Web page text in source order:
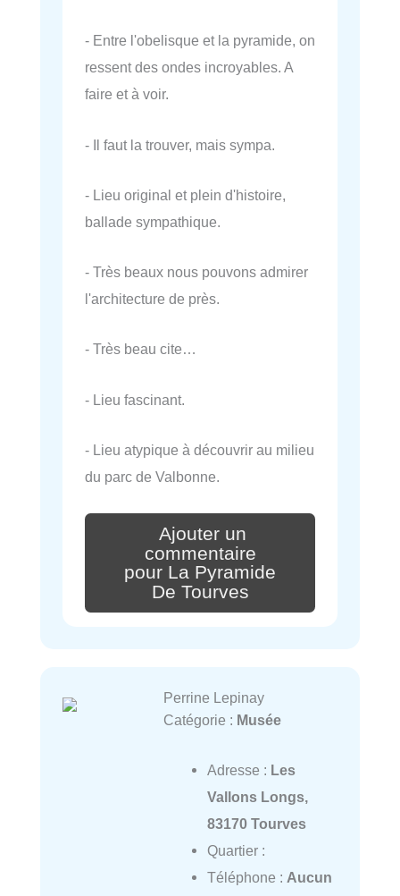
- Entre l'obelisque et la pyramide, on
ressent des ondes incroyables. A
faire et à voir.
- Il faut la trouver, mais sympa.
- Lieu original et plein d'histoire,
ballade sympathique.
- Très beaux nous pouvons admirer
l'architecture de près.
- Très beau cite…
- Lieu fascinant.
- Lieu atypique à découvrir au milieu
du parc de Valbonne.
Ajouter un
commentaire
pour La Pyramide
De Tourves
Perrine Lepinay
Catégorie : Musée
Adresse : Les
Vallons Longs,
83170 Tourves
Quartier :
Téléphone : Aucun